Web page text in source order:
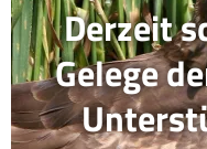
Derzeit
Gelege